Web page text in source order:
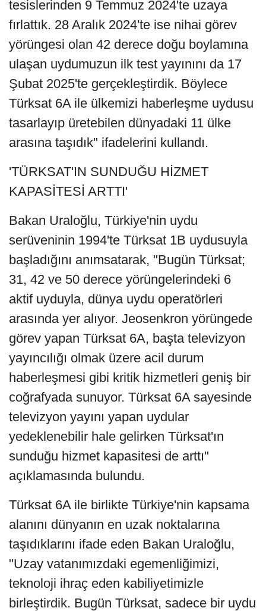
tesislerinden 9 Temmuz 2024'te uzaya
fırlattık. 28 Aralık 2024'te ise nihai görev
yörüngesi olan 42 derece doğu boylamına
ulaşan uydumuzun ilk test yayınını da 17
Şubat 2025'te gerçekleştirdik. Böylece
Türksat 6A ile ülkemizi haberleşme uydusu
tasarlayıp üretebilen dünyadaki 11 ülke
arasına taşıdık" ifadelerini kullandı.
'TÜRKSAT'IN SUNDUĞU HİZMET
KAPASİTESİ ARTTI'
Bakan Uraloğlu, Türkiye'nin uydu
serüveninin 1994'te Türksat 1B uydusuyla
başladığını anımsatarak, "Bugün Türksat;
31, 42 ve 50 derece yörüngelerindeki 6
aktif uyduyla, dünya uydu operatörleri
arasında yer alıyor. Jeosenkron yörüngede
görev yapan Türksat 6A, başta televizyon
yayıncılığı olmak üzere acil durum
haberleşmesi gibi kritik hizmetleri geniş bir
coğrafyada sunuyor. Türksat 6A sayesinde
televizyon yayını yapan uydular
yedeklenebilir hale gelirken Türksat'ın
sunduğu hizmet kapasitesi de arttı"
açıklamasında bulundu.
Türksat 6A ile birlikte Türkiye'nin kapsama
alanını dünyanın en uzak noktalarına
taşıdıklarını ifade eden Bakan Uraloğlu,
"Uzay vatanımızdaki egemenliğimizi,
teknoloji ihraç eden kabiliyetimizle
birleştirdik. Bugün Türksat, sadece bir uydu